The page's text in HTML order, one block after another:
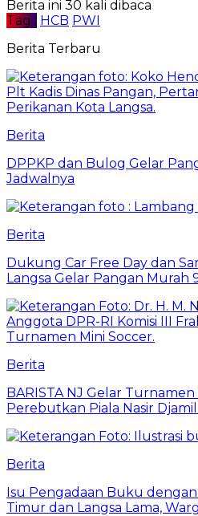
Berita ini 30 kali dibaca
Tag : HCB PWI
Berita Terbaru
Berita
DPPKP dan Bulog Gelar
Jadwalnya
Berita
Dukung Car Free Day dan
Langsa Gelar Pangan Murah
Berita
BARISTA NJ Gelar
Perebutkan Piala Nasir Djamil
Berita
Isu Pengadaan Buku dengan
Timur dan Langsa Lama,